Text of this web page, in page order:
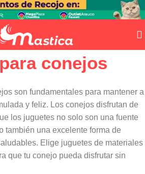
conejos
son fundamentales para mantener a
y feliz. Los conejos disfrutan de
los juguetes no solo son una fuente
también una excelente forma de
Elige juguetes de materiales
que tu conejo pueda disfrutar sin